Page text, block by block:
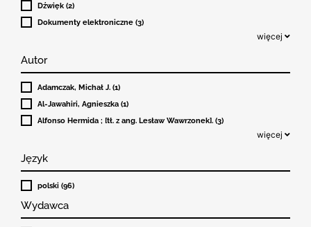
Dźwięk (2)
Dokumenty elektroniczne (3)
więcej
Autor
Adamczak, Michał J. (1)
Al-Jawahiri, Agnieszka (1)
Alfonso Hermida ; [tł. z ang. Lesław Wawrzonek]. (3)
więcej
Język
polski (96)
Wydawca